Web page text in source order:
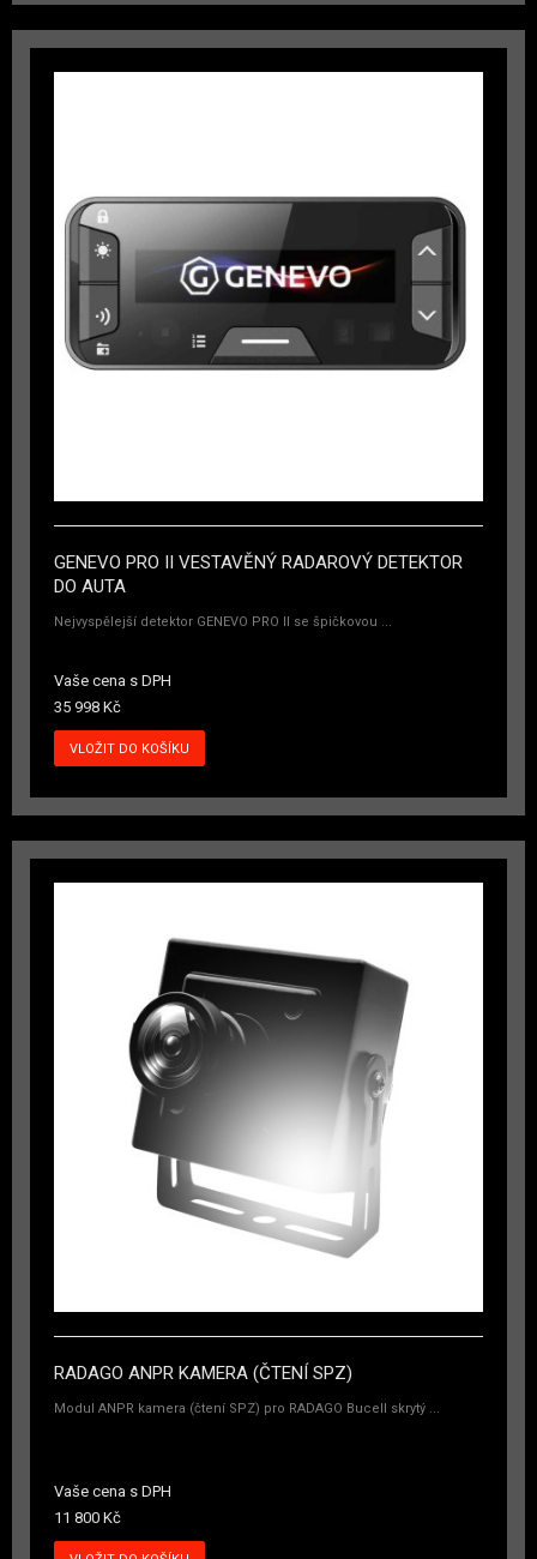
GENEVO PRO II VESTAVĚNÝ RADAROVÝ DETEKTOR
DO AUTA
Nejvyspělejší detektor GENEVO PRO II se špičkovou ...
Vaše cena s DPH
35 998 Kč
RADAGO ANPR KAMERA (ČTENÍ SPZ)
Modul ANPR kamera (čtení SPZ) pro RADAGO Bucell skrytý ...
Vaše cena s DPH
11 800 Kč